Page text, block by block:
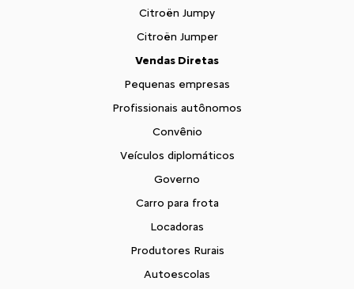
Citroën Jumpy
Citroën Jumper
Vendas Diretas
Pequenas empresas
Profissionais autônomos
Convênio
Veículos diplomáticos
Governo
Carro para frota
Locadoras
Produtores Rurais
Autoescolas